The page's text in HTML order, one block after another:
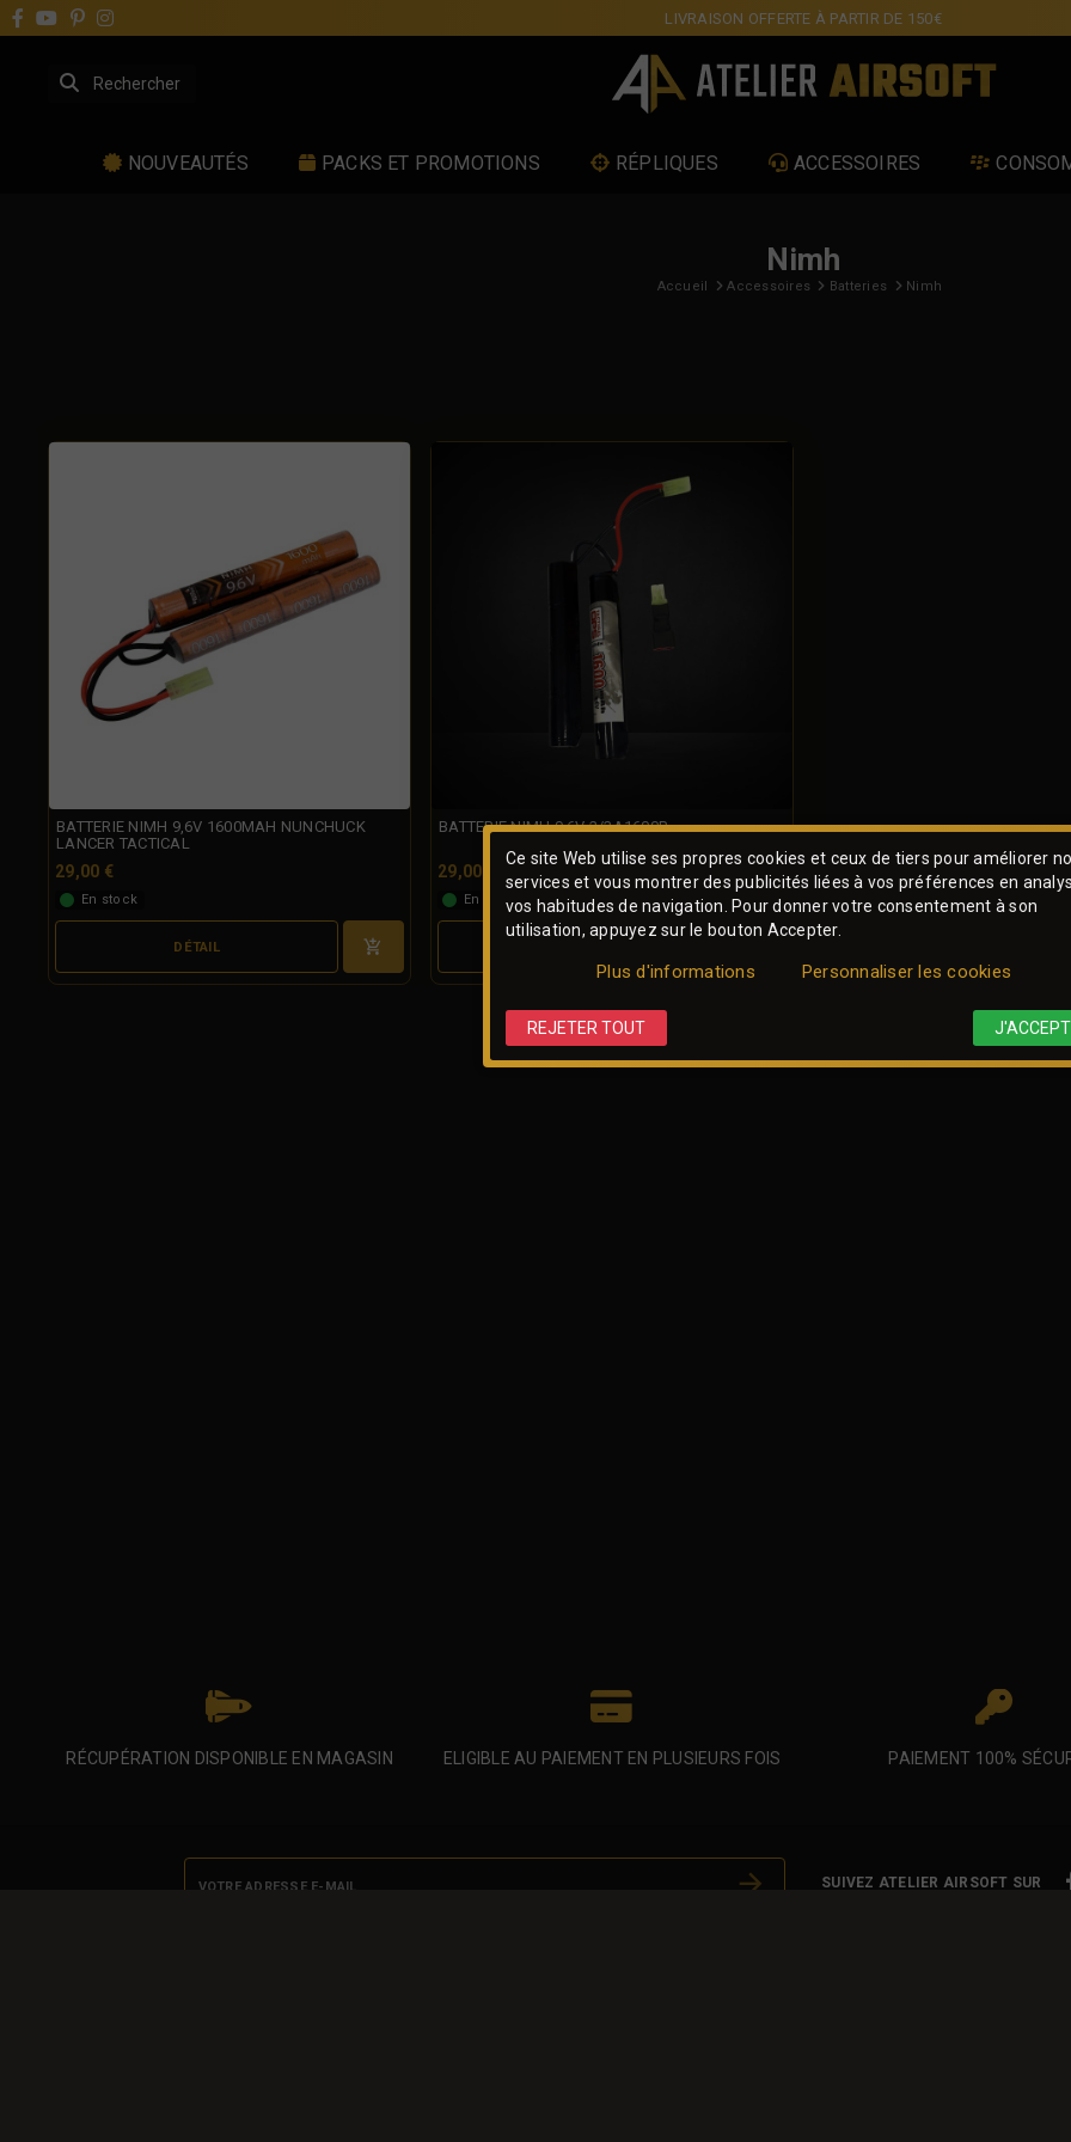
LIVRAISON OFFERTE À PARTIR DE 150€
NOUVEAUTÉS PACKS ET PROMOTIONS RÉPLIQUES ACCESSOIRES
Nimh
Accueil Accessoires Batteries Nimh
BATTERIE NIMH 9,6V 1600MAH NUNCHUCK
LANCER TACTICAL
29,00 €
En stock
DÉTAIL
BATTERIE NIMH 9.6V 2/3A1600P
29,00 €
En stock
RÉCUPÉRATION DISPONIBLE EN MAGASIN ELIGIBLE AU PAIEMENT EN PLUSIEURS FOIS PAIEMENT 100%
SUIVEZ ATELIER AIRSOFT SUR
Ce site Web utilise ses propres cookies et ceux de tiers pour améliorer
services et vous montrer des publicités liées à vos préférences en
vos habitudes de navigation. Pour donner votre consentement à son
utilisation, appuyez sur le bouton Accepter.
Plus d'informations Personnaliser les cookies
REJETER TOUT